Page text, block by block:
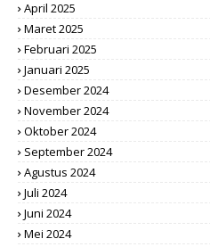
April 2025
Maret 2025
Februari 2025
Januari 2025
Desember 2024
November 2024
Oktober 2024
September 2024
Agustus 2024
Juli 2024
Juni 2024
Mei 2024